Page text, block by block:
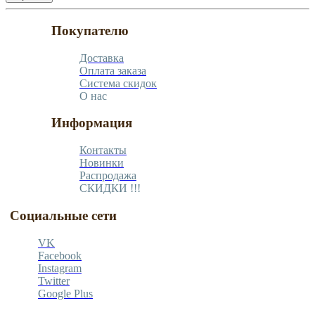
Покупателю
Доставка
Оплата заказа
Система скидок
О нас
Информация
Контакты
Новинки
Распродажа
СКИДКИ !!!
Социальные сети
VK
Facebook
Instagram
Twitter
Google Plus